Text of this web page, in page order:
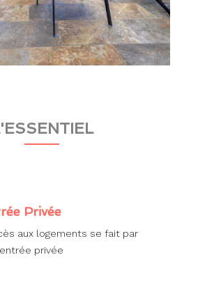
Privée
aux logements se fait par
privée